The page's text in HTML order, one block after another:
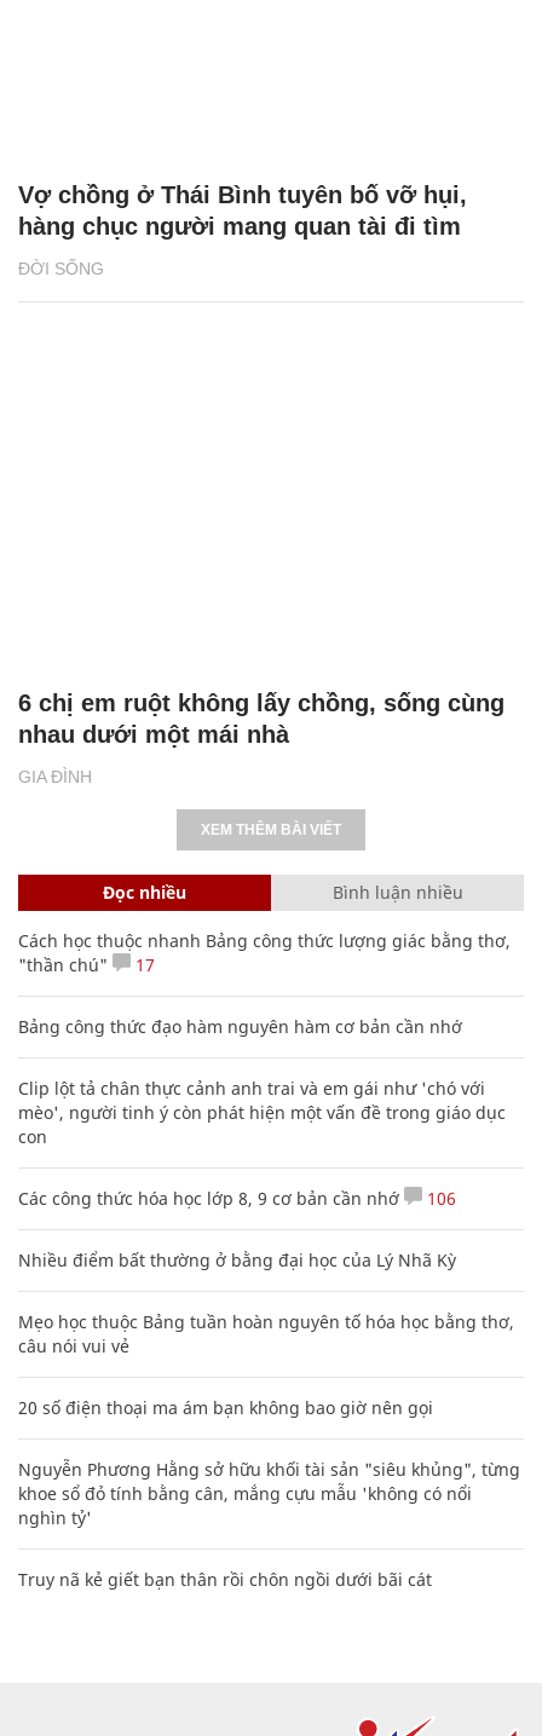
ĐỜI SỐNG
Vợ chồng ở Thái Bình tuyên bố vỡ hụi,
hàng chục người mang quan tài đi tìm
GIA ĐÌNH
6 chị em ruột không lấy chồng, sống cùng
nhau dưới một mái nhà
XEM THÊM BÀI VIẾT
Đọc nhiều Bình luận nhiều
Cách học thuộc nhanh Bảng công thức lượng giác bằng thơ,
"thần chú"
17
Bảng công thức đạo hàm nguyên hàm cơ bản cần nhớ
Clip lột tả chân thực cảnh anh trai và em gái như 'chó với
mèo', người tinh ý còn phát hiện một vấn đề trong giáo dục
con
Các công thức hóa học lớp 8, 9 cơ bản cần nhớ 106
Nhiều điểm bất thường ở bằng đại học của Lý Nhã Kỳ
Mẹo học thuộc Bảng tuần hoàn nguyên tố hóa học bằng thơ,
câu nói vui vẻ
20 số điện thoại ma ám bạn không bao giờ nên gọi
Nguyễn Phương Hằng sở hữu khối tài sản "siêu khủng", từng
khoe sổ đỏ tính bằng cân, mắng cựu mẫu 'không có nổi
nghìn tỷ'
Truy nã kẻ giết bạn thân rồi chôn ngồi dưới bãi cát